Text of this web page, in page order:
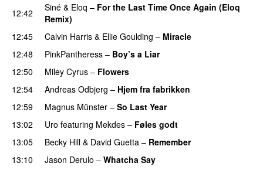
12:42
Siné & Eloq – For the Last Time Once Again (Eloq
Remix)
12:45
Calvin Harris & Ellie Goulding – Miracle
12:48
PinkPantheress – Boy’s a Liar
12:50
Miley Cyrus – Flowers
12:54
Andreas Odbjerg – Hjem fra fabrikken
12:59
Magnus Münster – So Last Year
13:02
Uro featuring Mekdes – Føles godt
13:05
Becky Hill & David Guetta – Remember
13:10
Jason Derulo – Whatcha Say